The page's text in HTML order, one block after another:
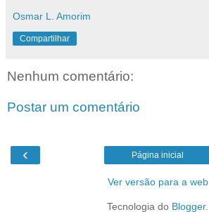
Osmar L. Amorim
Compartilhar
Nenhum comentário:
Postar um comentário
‹ Página inicial
Ver versão para a web
Tecnologia do Blogger.